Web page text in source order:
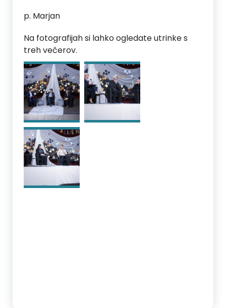
p. Marjan
Na fotografijah si lahko ogledate utrinke s
treh večerov.